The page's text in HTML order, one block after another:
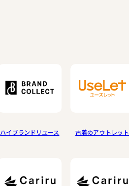
ハイブランドリユース 古着のアウトレット